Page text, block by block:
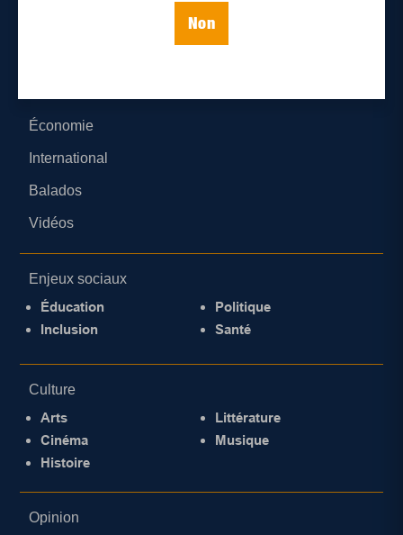
Non
Économie
International
Balados
Vidéos
Enjeux sociaux
Éducation
Inclusion
Politique
Santé
Culture
Arts
Cinéma
Histoire
Littérature
Musique
Opinion